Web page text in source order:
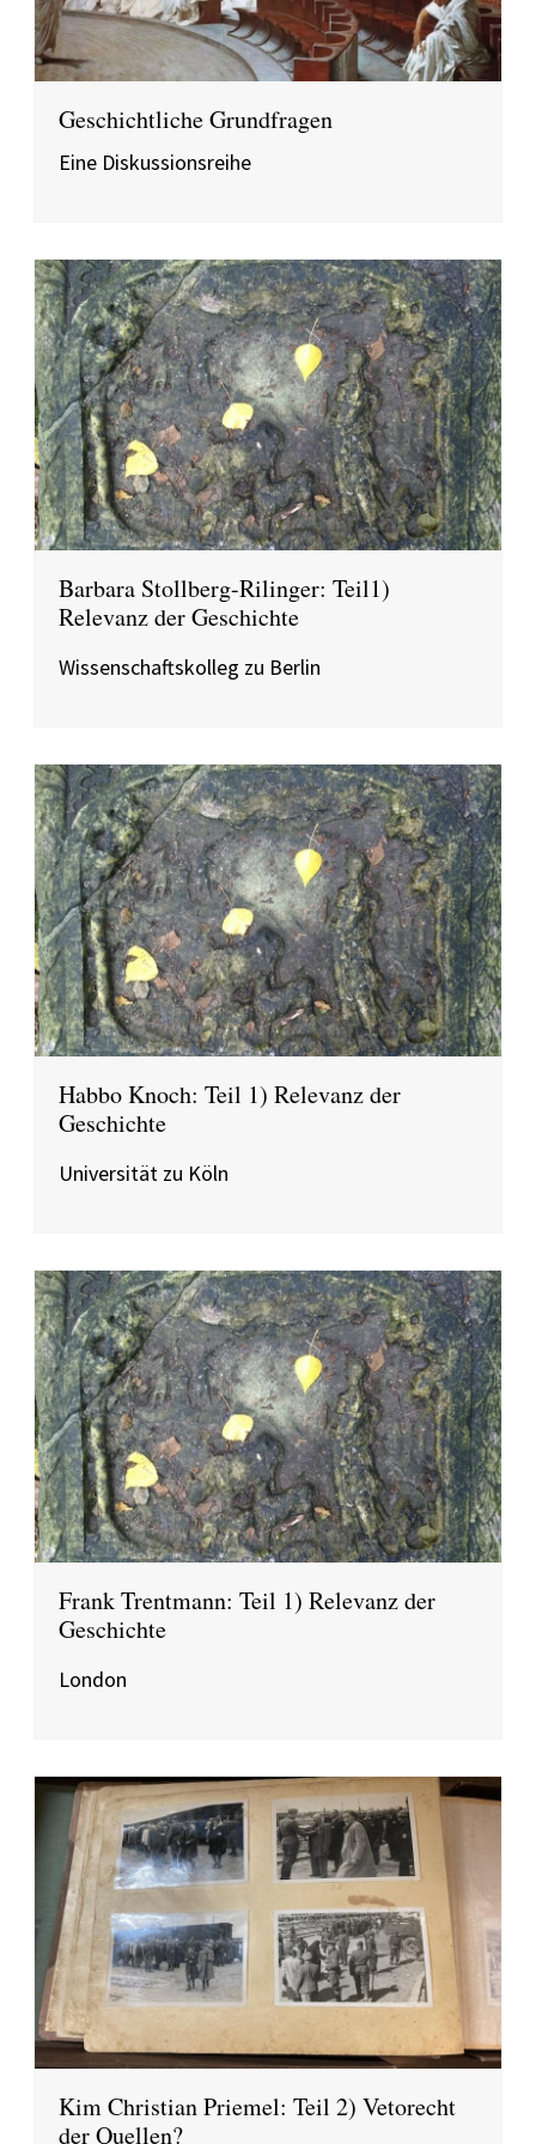
Geschichtliche Grundfragen
Eine Diskussionsreihe
Barbara Stollberg-Rilinger: Teil1)
Relevanz der Geschichte
Wissenschaftskolleg zu Berlin
Habbo Knoch: Teil 1) Relevanz der
Geschichte
Universität zu Köln
Frank Trentmann: Teil 1) Relevanz der
Geschichte
London
Kim Christian Priemel: Teil 2) Vetorecht
der Quellen?